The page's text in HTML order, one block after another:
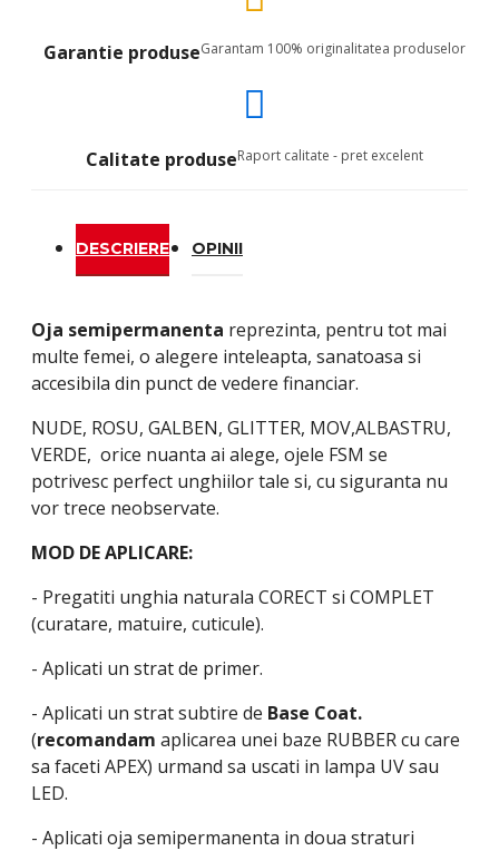
Garantie produseGarantam 100% originalitatea produselor
Calitate produseRaport calitate - pret excelent
DESCRIERE OPINII
Oja semipermanenta reprezinta, pentru tot mai
multe femei, o alegere inteleapta, sanatoasa si
accesibila din punct de vedere financiar.
NUDE, ROSU, GALBEN, GLITTER, MOV,ALBASTRU,
VERDE, orice nuanta ai alege, ojele FSM se
potrivesc perfect unghiilor tale si, cu siguranta nu
vor trece neobservate.
MOD DE APLICARE:
- Pregatiti unghia naturala CORECT si COMPLET
(curatare, matuire, cuticule).
- Aplicati un strat de primer.
- Aplicati un strat subtire de Base Coat.
(recomandam aplicarea unei baze RUBBER cu care
sa faceti APEX) urmand sa uscati in lampa UV sau
LED.
- Aplicati oja semipermanenta in doua straturi